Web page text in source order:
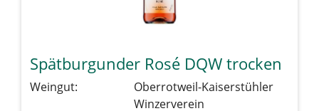
Spätburgunder Rosé DQW trocken
Weingut:
Oberrotweil-Kaiserstühler
Winzerverein